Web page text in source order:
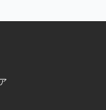
などを通じ
したインフラ